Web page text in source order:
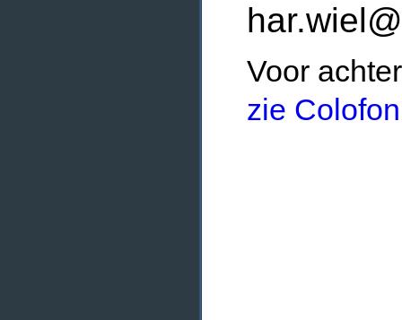
Voor
zie Colofon